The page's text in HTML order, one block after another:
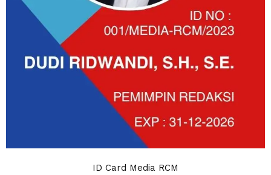
ID Card Media RCM